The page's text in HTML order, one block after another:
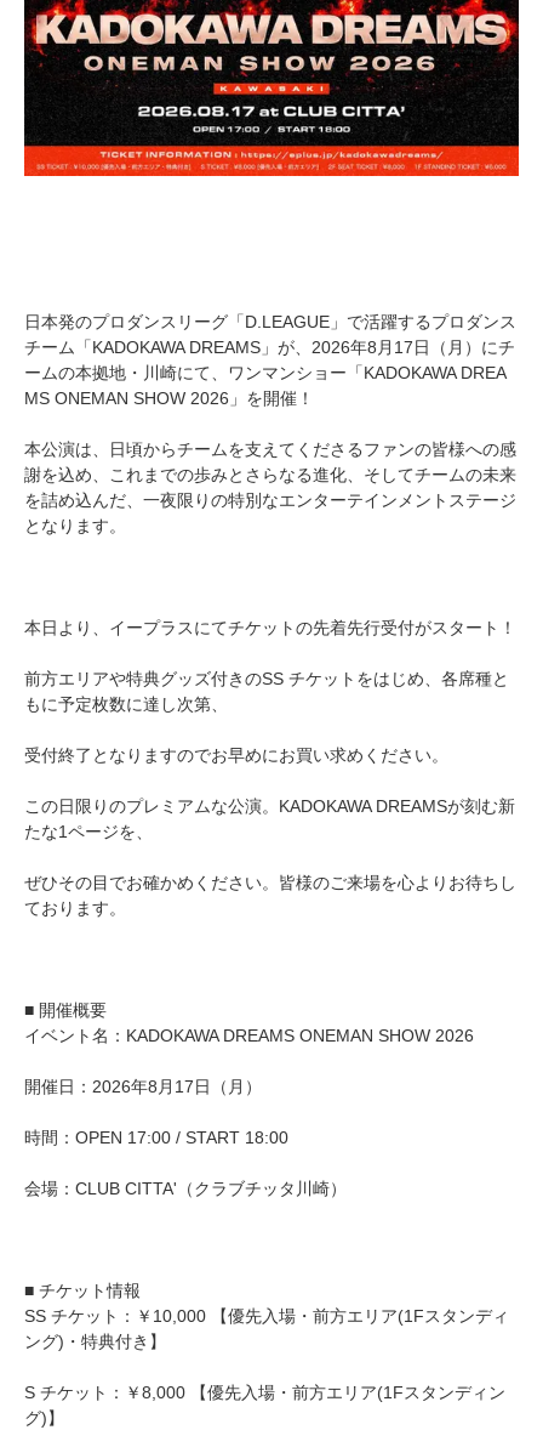
日本発のプロダンスリーグ「D.LEAGUE」で活躍するプロダンス
チーム「KADOKAWA DREAMS」が、2026年8月17日（月）にチ
ームの本拠地・川崎にて、ワンマンショー「KADOKAWA DREA
MS ONEMAN SHOW 2026」を開催！
本公演は、日頃からチームを支えてくださるファンの皆様への感
謝を込め、これまでの歩みとさらなる進化、そしてチームの未来
を詰め込んだ、一夜限りの特別なエンターテインメントステージ
となります。
本日より、イープラスにてチケットの先着先行受付がスタート！
前方エリアや特典グッズ付きのSS チケットをはじめ、各席種と
もに予定枚数に達し次第、
受付終了となりますのでお早めにお買い求めください。
この日限りのプレミアムな公演。KADOKAWA DREAMSが刻む新
たな1ページを、
ぜひその目でお確かめください。皆様のご来場を心よりお待ちし
ております。
■ 開催概要
イベント名：KADOKAWA DREAMS ONEMAN SHOW 2026
開催日：2026年8月17日（月）
時間：OPEN 17:00 / START 18:00
会場：CLUB CITTA'（クラブチッタ川崎）
■ チケット情報
SS チケット：￥10,000 【優先入場・前方エリア(1Fスタンディ
ング)・特典付き】
S チケット：￥8,000 【優先入場・前方エリア(1Fスタンディン
グ)】